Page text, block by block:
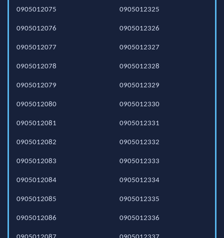
0905012075
0905012076
0905012077
0905012078
0905012079
0905012080
0905012081
0905012082
0905012083
0905012084
0905012085
0905012086
0905012325
0905012326
0905012327
0905012328
0905012329
0905012330
0905012331
0905012332
0905012333
0905012334
0905012335
0905012336